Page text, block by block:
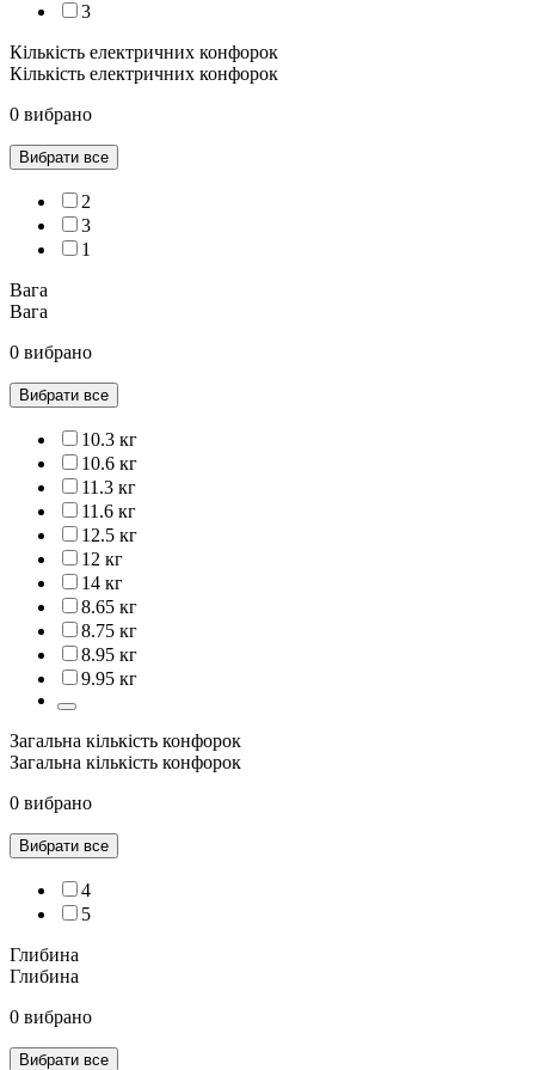
3
Кількість електричних конфорок
Кількість електричних конфорок
0 вибрано
Вибрати все
2
3
1
Вага
Вага
0 вибрано
Вибрати все
10.3 кг
10.6 кг
11.3 кг
11.6 кг
12.5 кг
12 кг
14 кг
8.65 кг
8.75 кг
8.95 кг
9.95 кг
Загальна кількість конфорок
Загальна кількість конфорок
0 вибрано
Вибрати все
4
5
Глибина
Глибина
0 вибрано
Вибрати все